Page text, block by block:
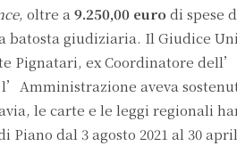
, oltre a 9.250,00 euro di spese
batosta giudiziaria. Il Giudice
Pignatari, ex Coordinatore
aveva
le carte e le leggi regionali
dal 3 agosto 2021 al 30